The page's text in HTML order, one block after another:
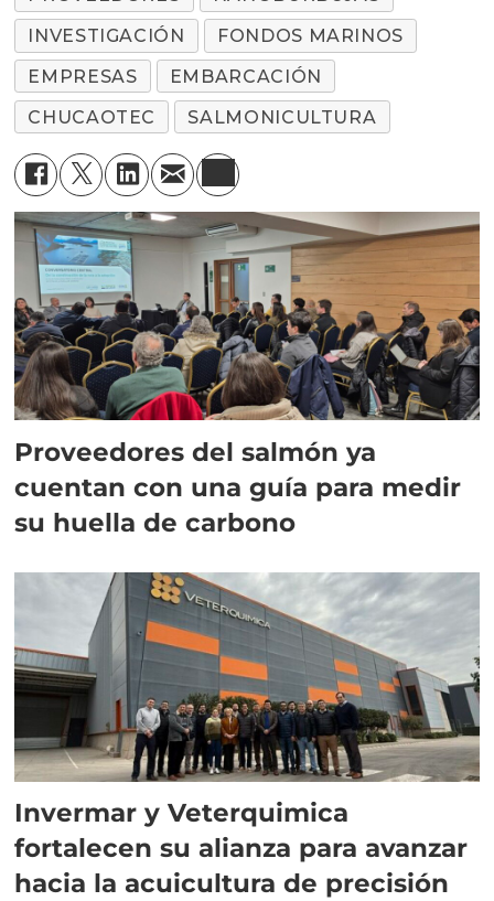
INVESTIGACIÓN
FONDOS MARINOS
EMPRESAS
EMBARCACIÓN
CHUCAOTEC
SALMONICULTURA
Proveedores del salmón ya
cuentan con una guía para medir
su huella de carbono
Invermar y Veterquimica
fortalecen su alianza para avanzar
hacia la acuicultura de precisión